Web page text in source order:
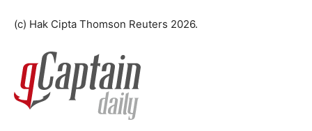
(c) Hak Cipta Thomson Reuters 2026.